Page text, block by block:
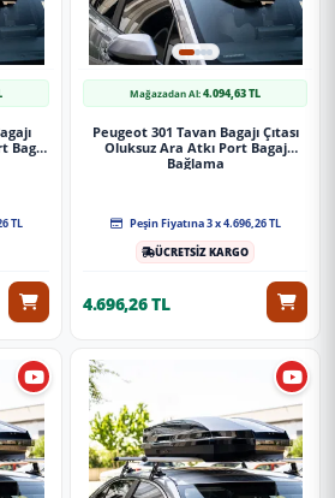
uygundur. Montaj işlemi el
Tourer (W447) 2014 Üzeri Ace-1 Model Gri
Teslimat
emici özel ambalajlarla, kargoda zarar
tarafınıza ulaştırılır. %100
Bagaj
TL
Mağazadan Al:4.094,63 TL
Peugeot 301 Tavan Bagajı Çıtası
Oluksuz Ara Atkı Port Bagaj
Bağlama
Peşin Fiyatına 3 x 4.696,26 TL
ÜCRETSİZ KARGO
4.696,26 TL